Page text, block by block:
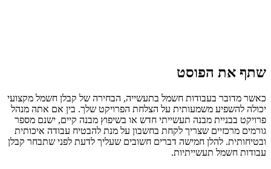
שתף את הפוסט
כאשר מדובר בעבודות חשמל בתעשייה, הבחירה של קבלן חשמל מקצועי
יכולה להשפיע משמעותית על הצלחת הפרויקט שלך. בין אם אתה מנהל
פרויקט בבניית מבנה תעשייתי חדש או בשיפוץ מבנה קיים, ישנם מספר
גורמים מרכזיים שצריך לקחת בחשבון על מנת להבטיח עבודה איכותית
ובטיחותית. להלן חמישה דברים חשובים שעליך לדעת לפני שתבחר קבלן
עבודות חשמל תעשייתיות.